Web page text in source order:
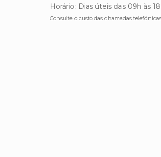
Horário: Dias úteis das 09h às
Consulte o custo das chamadas telefónicas